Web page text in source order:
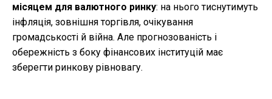
місяцем для валютного ринку: на нього тиснутимуть
інфляція, зовнішня торгівля, очікування
громадськості й війна. Але прогнозованість і
обережність з боку фінансових інституцій має
зберегти ринкову рівновагу.